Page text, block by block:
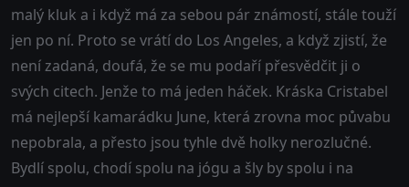
malý kluk a i když má za sebou pár známostí, stále touží
jen po ní. Proto se vrátí do Los Angeles, a když zjistí, že
není zadaná, doufá, že se mu podaří přesvědčit ji o
svých citech. Jenže to má jeden háček. Kráska Cristabel
má nejlepší kamarádku June, která zrovna moc půvabu
nepobrala, a přesto jsou tyhle dvě holky nerozlučné.
Bydlí spolu, chodí spolu na jógu a šly by spolu i na